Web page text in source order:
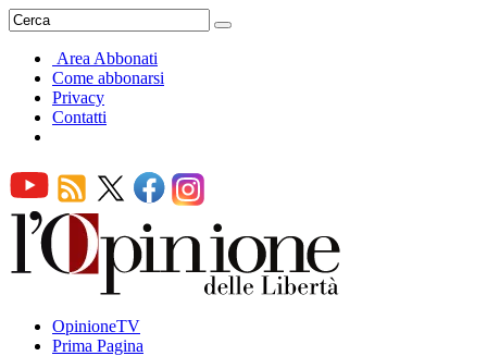
Area Abbonati
Come abbonarsi
Privacy
Contatti
OpinioneTV
Prima Pagina